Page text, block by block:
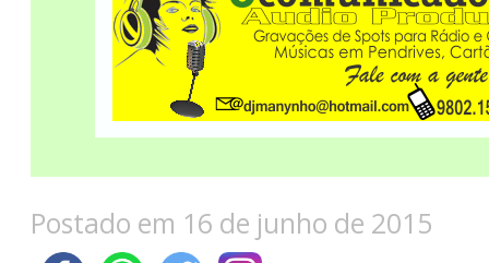
Postado em 16 de junho de 2015